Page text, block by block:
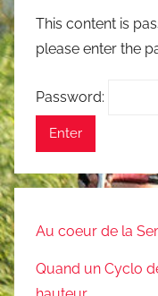
This content is
please enter the
Password:
Au coeur de la
Quand un Cyclo